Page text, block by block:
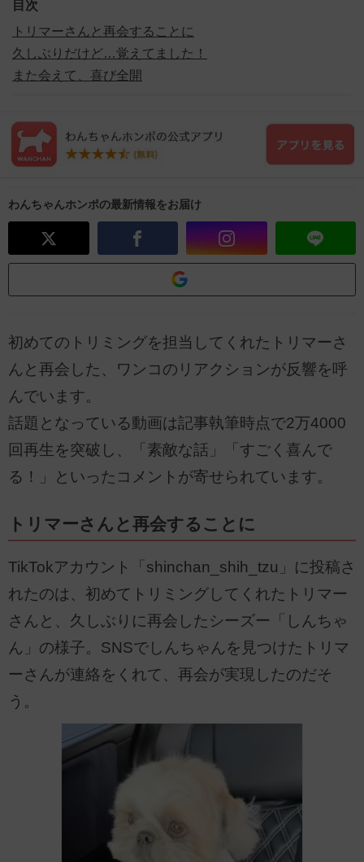
目次
トリマーさんと再会することに
久しぶりだけど…覚えてました！
また会えて、喜び全開
わんちゃんホンポの最新情報をお届け
初めてのトリミングを担当してくれたトリマーさ
んと再会した、ワンコのリアクションが反響を呼
んでいます。
話題となっている動画は記事執筆時点で2万4000
回再生を突破し、「素敵な話」「すごく喜んで
る！」といったコメントが寄せられています。
トリマーさんと再会することに
TikTokアカウント「shinchan_shih_tzu」に投稿さ
れたのは、初めてトリミングしてくれたトリマー
さんと、久しぶりに再会したシーズー「しんちゃ
ん」の様子。SNSでしんちゃんを見つけたトリマ
ーさんが連絡をくれて、再会が実現したのだそ
う。